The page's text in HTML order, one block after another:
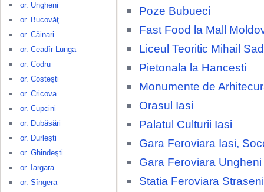
or. Ungheni
or. Bucovăţ
or. Căinari
or. Ceadîr-Lunga
or. Codru
or. Costeşti
or. Cricova
or. Cupcini
or. Dubăsări
or. Durleşti
or. Ghindeşti
or. Iargara
or. Sîngera
Poze Bubueci
Fast Food la Mall
Liceul Teoritic Mihail
Pietonala la Hancesti
Monumente de
Orasul Iasi
Palatul Culturii Iasi
Gara Feroviara Iasi,
Gara Feroviara Ungheni
Statia Feroviara Straseni